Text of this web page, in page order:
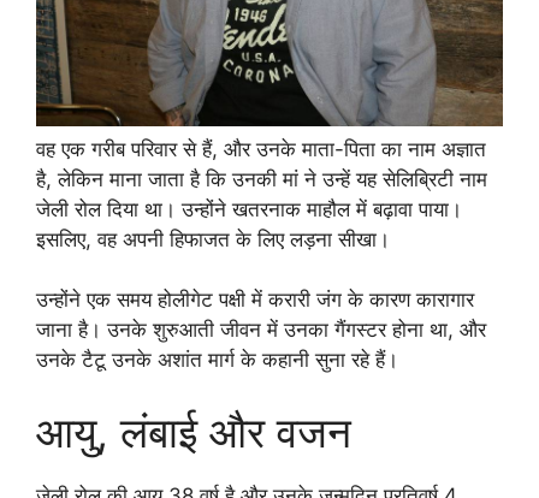
वह एक गरीब परिवार से हैं, और उनके माता-पिता का नाम अज्ञात
है, लेकिन माना जाता है कि उनकी मां ने उन्हें यह सेलिब्रिटी नाम
जेली रोल दिया था। उन्होंने खतरनाक माहौल में बढ़ावा पाया।
इसलिए, वह अपनी हिफाजत के लिए लड़ना सीखा।
उन्होंने एक समय होलीगेट पक्षी में करारी जंग के कारण कारागार
जाना है। उनके शुरुआती जीवन में उनका गैंगस्टर होना था, और
उनके टैटू उनके अशांत मार्ग के कहानी सुना रहे हैं।
आयु, लंबाई और वजन